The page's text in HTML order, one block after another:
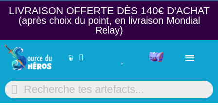
LIVRAISON OFFERTE DÈS 140€ D'ACHAT​
(après choix du point, en livraison Mondial
Relay)